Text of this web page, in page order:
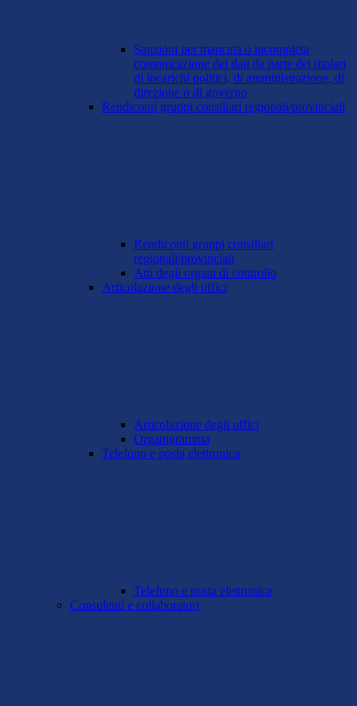
Sanzioni per mancata o incompleta
comunicazione dei dati da parte dei titolari
di incarichi politici, di amministrazione, di
direzione o di governo
Rendiconti gruppi consiliari regionali/provinciali
Rendiconti gruppi consiliari
regionali/provinciali
Atti degli organi di controllo
Articolazione degli uffici
Articolazione degli uffici
Organigramma
Telefono e posta elettronica
Telefono e posta elettronica
Consulenti e collaboratori